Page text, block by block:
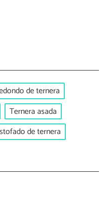
de ternera
Ternera asada
de ternera